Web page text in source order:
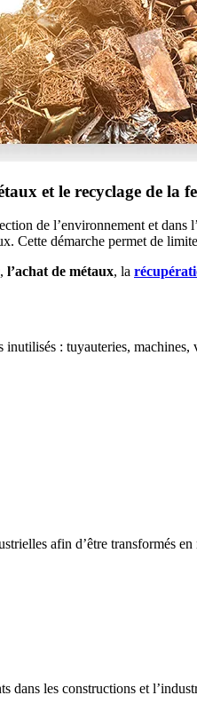
et le recyclage de la
de l’environnement et
Cette démarche permet de
, l’achat de métaux, la
: tuyauteries,
afin d’être transformés
dans les constructions et